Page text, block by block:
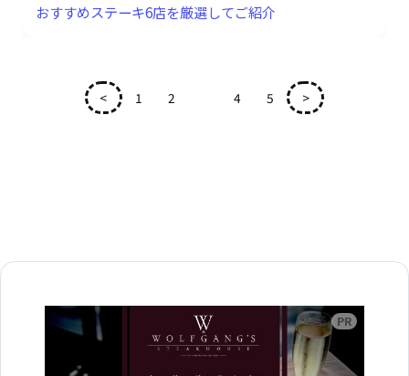
おすすめステーキ6店を厳選してご紹介
< 1 2 4 5 >
広告